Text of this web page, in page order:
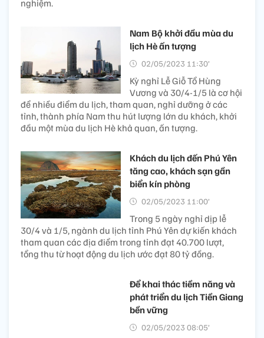
nghiệm.
Nam Bộ khởi đầu mùa du
lịch Hè ấn tượng
02/05/2023 11:30’
Kỳ nghỉ Lễ Giỗ Tổ Hùng
Vương và 30/4-1/5 là cơ hội
để nhiều điểm du lịch, tham quan, nghỉ dưỡng ở các
tỉnh, thành phía Nam thu hút lượng lớn du khách, khởi
đầu một mùa du lịch Hè khả quan, ấn tượng.
Khách du lịch đến Phú Yên
tăng cao, khách sạn gần
biển kín phòng
02/05/2023 11:00’
Trong 5 ngày nghỉ dịp lễ
30/4 và 1/5, ngành du lịch tỉnh Phú Yên dự kiến khách
tham quan các địa điểm trong tỉnh đạt 40.700 lượt,
tổng thu từ hoạt động du lịch ước đạt 80 tỷ đồng.
Để khai thác tiềm năng và
phát triển du lịch Tiền Giang
bền vững
02/05/2023 08:05’